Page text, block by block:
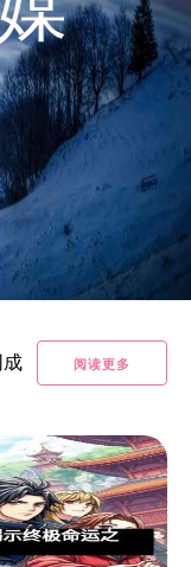
成
阅读更多